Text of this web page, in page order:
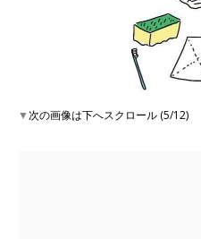
▼次の画像は下へスクロール (5/12)